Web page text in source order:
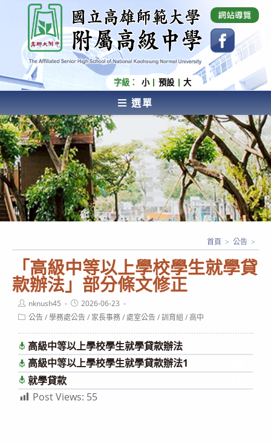
內
容
國立高雄師範大學附屬高級中學 Affiliated Senior
High School of National Kaohsiung Normal
University
字級： 小 預設 大
選單
AFFILIATED SENIOR HIGH SCHOOL OF NATIONAL
KAOHSIUNG NORMAL UNIVERSITY
「高級中等以上學校學生就學貸
款辦法」部分條文修正
首頁 > 公告 >
Post
author:
nknush45
Post
published:
2026-06-23
Post公告/學務處公告/ 家長事務/處室公告/訓育組 /高中
高級中等以上學校學生就學貸款辦法
高級中等以上學校學生就學貸款辦法1
就學貸款
Post Views: 55